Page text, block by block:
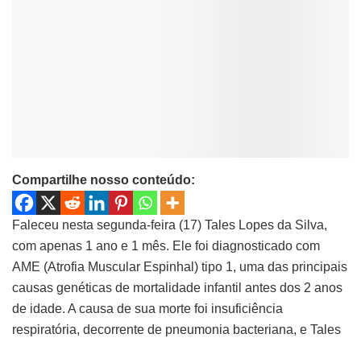
Compartilhe nosso conteúdo:
Faleceu nesta segunda-feira (17) Tales Lopes da Silva,
com apenas 1 ano e 1 mês. Ele foi diagnosticado com
AME (Atrofia Muscular Espinhal) tipo 1, uma das principais
causas genéticas de mortalidade infantil antes dos 2 anos
de idade. A causa de sua morte foi insuficiência
respiratória, decorrente de pneumonia bacteriana, e Tales